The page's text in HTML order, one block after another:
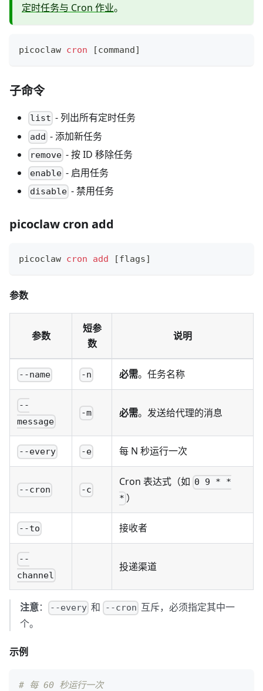
定时任务与 Cron 作业。
picoclaw cron [command ]
子命令
list - 列出所有定时任务
add - 添加新任务
remove - 按 ID 移除任务
enable - 启用任务
disable - 禁用任务
picoclaw cron add
picoclaw cron add [flags]
参数
参数
短参
数
说明
--name -n 必需。任务名称
--
message
-m 必需。发送给代理的消息
--every -e 每 N 秒运行一次
--cron -c
Cron 表达式（如 0 9 * *
* ）
--to 接收者
--
channel
投递渠道
注意： --every 和 --cron 互斥，必须指定其中一
个。
示例
# 每 60 秒运行一次